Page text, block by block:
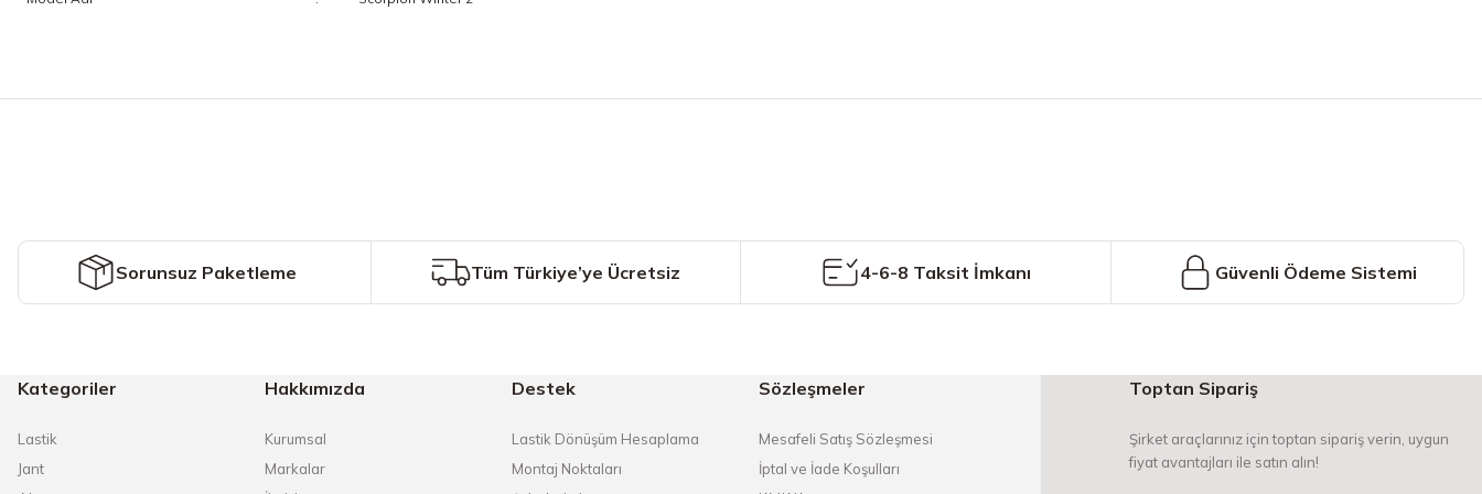
Ürün fiyatı diğer sitelerden daha pahalı.
Bu ürüne benzer farklı alternatifler olmalı.
Sorunsuz Paketleme Tüm Türkiye’ye Ücretsiz 4-6-8 Taksit İmkanı Güvenli Ödeme Sistemi
Kategoriler
Lastik
Jant
Hakkımızda
Kurumsal
Markalar
Destek
Lastik Dönüşüm Hesaplama
Montaj Noktaları
Sözleşmeler
Mesafeli Satış Sözleşmesi
İptal ve İade Koşulları
Toptan Sipariş
Şirket araçlarınız için toptan sipariş verin, uygun
fiyat avantajları ile satın alın!